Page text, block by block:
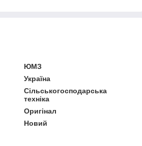
ЮМЗ
Україна
Сільськогосподарська
техніка
Оригінал
Новий